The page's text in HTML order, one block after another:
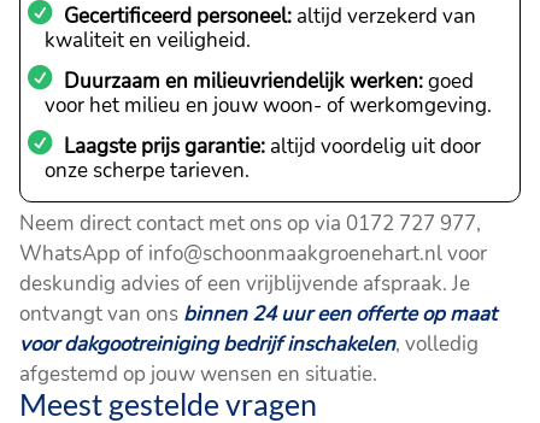
Gecertificeerd personeel: altijd verzekerd van
kwaliteit en veiligheid.
Duurzaam en milieuvriendelijk werken:goed
voor het milieu en jouw woon- of werkomgeving.
Laagste prijs garantie: altijd voordelig uit door
onze scherpe tarieven.
Neem direct contact met ons op via 0172 727 977,
WhatsApp of info@schoonmaakgroenehart.nl voor
deskundig advies of een vrijblijvende afspraak. Je
ontvangt van ons binnen 24 uur een offerte op maat
voor dakgootreiniging bedrijf inschakelen, volledig
afgestemd op jouw wensen en situatie.
Meest gestelde vragen